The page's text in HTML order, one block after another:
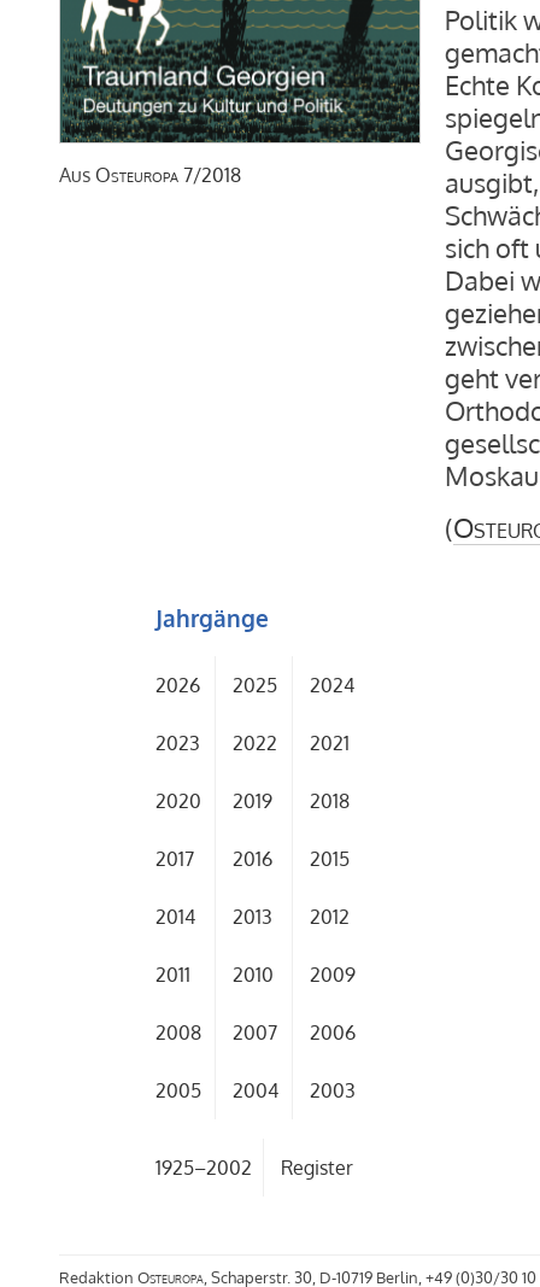
Aus Osteuropa 7/2018
Politik
Echte
sich oft
Dabei
geht
(
Jahrgänge
2026 2025 2024
2023 2022 2021
2020 2019 2018
2017 2016 2015
2014 2013 2012
2011 2010 2009
2008 2007 2006
2005 2004 2003
1925–2002 Register
Redaktion Osteuropa, Schaperstr. 30, D-10719 Berlin, +49 (0)30/30